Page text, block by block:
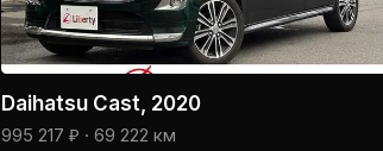
Daihatsu Cast , 2020
995 217 ₽ · 69 222 км